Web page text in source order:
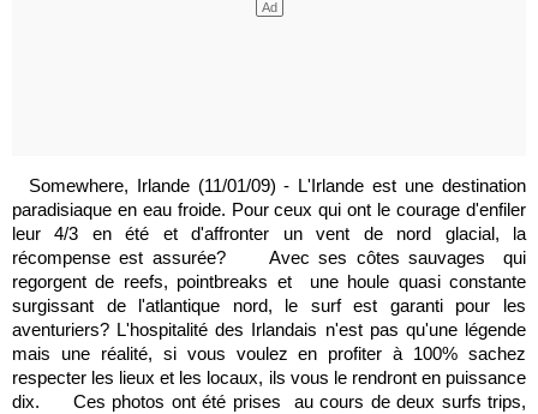
Somewhere, Irlande (11/01/09) - L'Irlande est une destination
paradisiaque en eau froide. Pour ceux qui ont le courage d'enfiler
leur 4/3 en été et d'affronter un vent de nord glacial, la
récompense est assurée? Avec ses côtes sauvages qui
regorgent de reefs, pointbreaks et une houle quasi constante
surgissant de l'atlantique nord, le surf est garanti pour les
aventuriers? L'hospitalité des Irlandais n'est pas qu'une légende
mais une réalité, si vous voulez en profiter à 100% sachez
respecter les lieux et les locaux, ils vous le rendront en puissance
dix. Ces photos ont été prises au cours de deux surfs trips,